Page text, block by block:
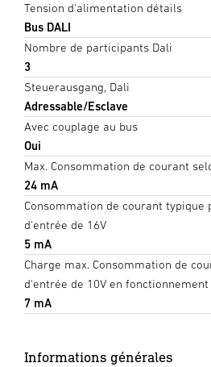
Tension d'alimentation détails
Bus DALI
Nombre de participants Dali
3
Steuerausgang, Dali
Adressable/Esclave
Avec couplage au bus
Oui
Max. Consommation de courant
24 mA
Consommation de courant typique
d'entrée de 16V
5 mA
Charge max. Consommation de
d'entrée de 10V en
7 mA
Informations générales